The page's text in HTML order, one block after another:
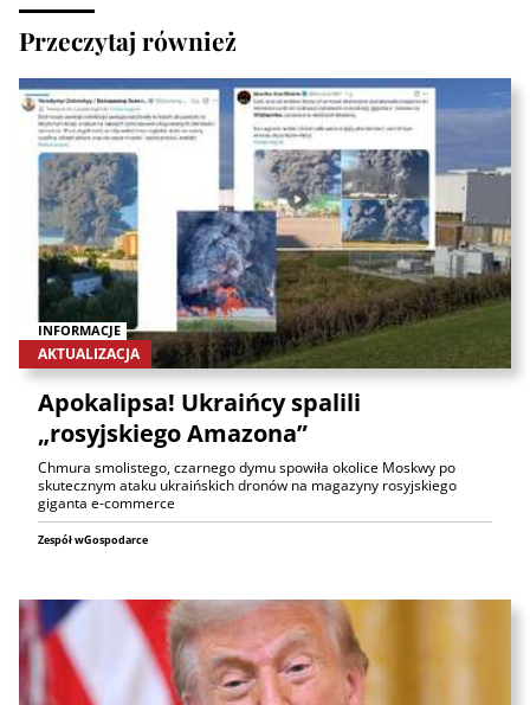
Przeczytaj również
INFORMACJE
AKTUALIZACJA
Apokalipsa! Ukraińcy spalili
„rosyjskiego Amazona”
Chmura smolistego, czarnego dymu spowiła okolice Moskwy po
skutecznym ataku ukraińskich dronów na magazyny rosyjskiego
giganta e-commerce
Zespół wGospodarce